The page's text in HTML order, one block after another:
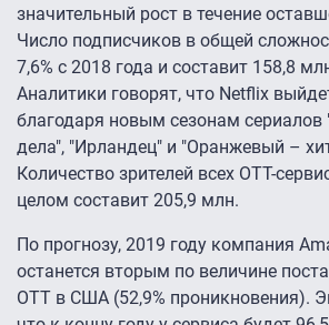
значительный рост в течение
Число подписчиков в общей
7,6% с 2018 года и составит 158,8
Аналитики говорят, что Netflix
благодаря новым сезонам сериалов
дела", "Ирландец" и "Оранжевый –
Количество зрителей всех OTT-
целом составит 205,9 млн.
По прогнозу, 2019 году компания
останется вторым по величине
OTT в США (52,9% проникновения).